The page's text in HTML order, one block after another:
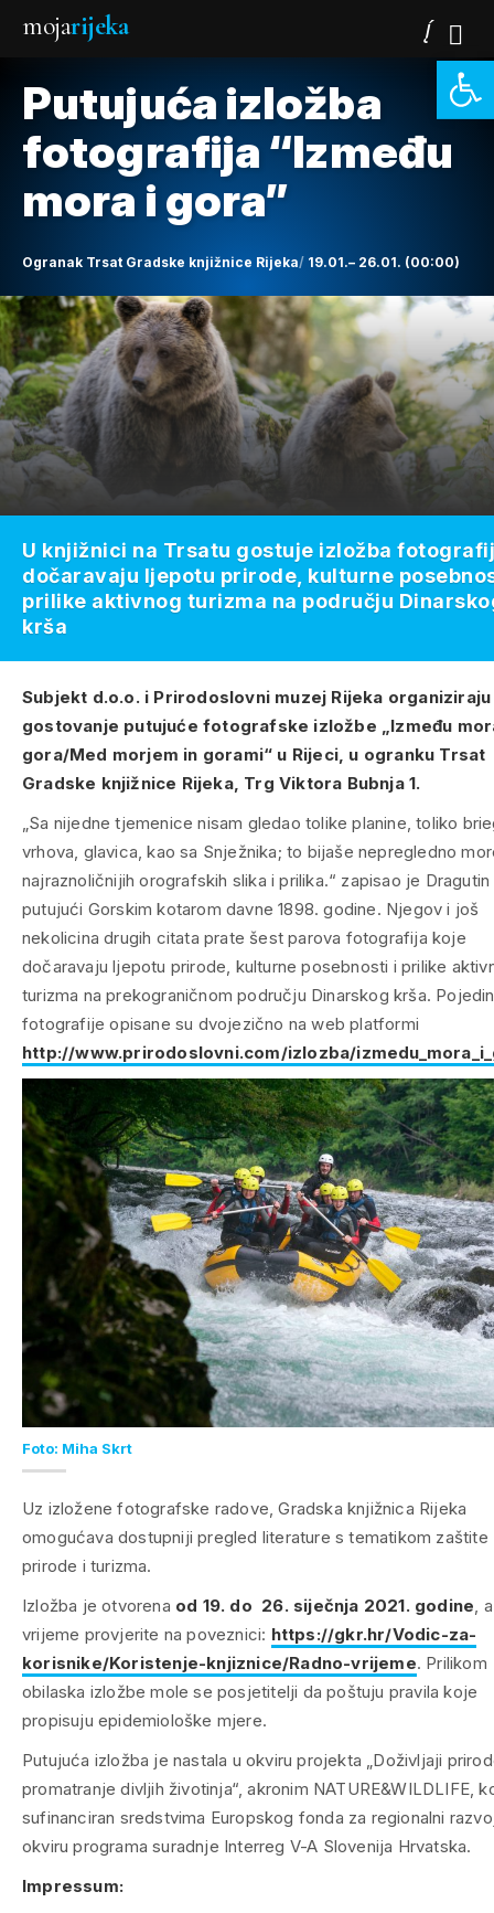
mojarijeka
Putujuća izložba
fotografija “Između
mora i gora”
Ogranak Trsat Gradske knjižnice Rijeka 19.01.– 26.01. (00:00)
Subjekt d.o.o. i Prirodoslovni muzej Rijeka
gostovanje putujuće fotografske izložbe „Između
gora/Med morjem in gorami“ u Rijeci, u ogranku Trsat
Gradske knjižnice Rijeka, Trg Viktora Bubnja 1.
„Sa nijedne tjemenice nisam gledao tolike planine, toliko
vrhova, glavica, kao sa Snježnika; to bijaše nepregledno
najraznoličnijih orografskih slika i prilika.“ zapisao je
putujući Gorskim kotarom davne 1898. godine. Njegov i još
nekolicina drugih citata prate šest parova fotografija koje
dočaravaju ljepotu prirode, kulturne posebnosti i prilike
turizma na prekograničnom području Dinarskog krša.
fotografije opisane su dvojezično na web platformi
http://www.prirodoslovni.com/izlozba/
Foto: Miha Skrt
Uz izložene fotografske radove, Gradska knjižnica Rijeka
omogućava dostupniji pregled literature s tematikom zaštite
prirode i turizma.
Izložba je otvorena od 19. do 26. siječnja 2021. godine ,
vrijeme provjerite na poveznici: https://gkr.hr/Vodic-za-
korisnike/Koristenje-knjiznice/Radno-vrijeme. Prilikom
obilaska izložbe mole se posjetitelji da poštuju pravila koje
propisuju epidemiološke mjere.
Putujuća izložba je nastala u okviru projekta „Doživljaji
promatranje divljih životinja“, akronim NATURE&WILDLIFE,
sufinanciran sredstvima Europskog fonda za regionalni
okviru programa suradnje Interreg V-A Slovenija Hrvatska.
Impressum:
U knjižnici na Trsatu gostuje izložba
dočaravaju ljepotu prirode, kulturne
prilike aktivnog turizma na području
krša